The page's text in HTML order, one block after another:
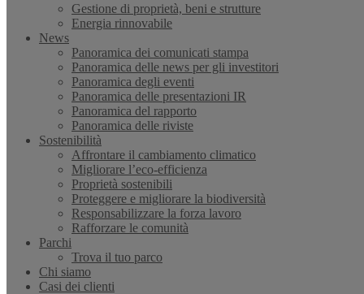
Gestione di proprietà, beni e strutture
Energia rinnovabile
News
Panoramica dei comunicati stampa
Panoramica delle news per gli investitori
Panoramica degli eventi
Panoramica delle presentazioni IR
Panoramica del rapporto
Panoramica delle riviste
Sostenibilità
Affrontare il cambiamento climatico
Migliorare l’eco-efficienza
Proprietà sostenibili
Proteggere e migliorare la biodiversità
Responsabilizzare la forza lavoro
Rafforzare le comunità
Parchi
Trova il tuo parco
Chi siamo
Casi dei clienti